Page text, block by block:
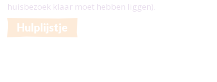
huisbezoek klaar moet hebben liggen).
Hulplijstje